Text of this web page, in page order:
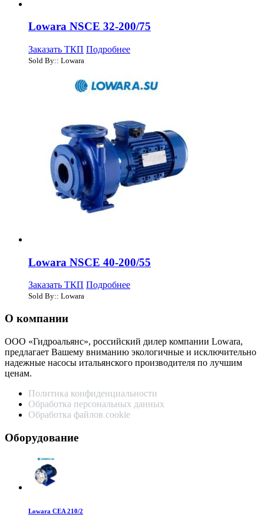
Lowara NSCE 32-200/75
Заказать ТКП Подробнее
Sold By:: Lowara
Lowara NSCE 40-200/55
Заказать ТКП Подробнее
Sold By:: Lowara
О компании
ООО «Гидроальянс», российский дилер компании Lowara,
предлагает Вашему вниманию экологичные и исключительно
надежные насосы итальянского производителя по лучшим
ценам.
Политика конфиденциальности
Обработка персональных данных
Обработка файлов cookie
Оборудование
Lowara CEA 210/2